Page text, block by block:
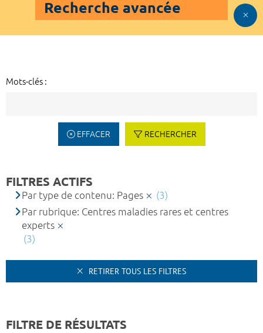
Recherche avancée
Mots-clés :
EFFACER RECHERCHER
FILTRES ACTIFS
Par type de contenu: Pages
(3)
Par rubrique: Centres maladies rares et centres
experts
(3)
RETIRER TOUS LES FILTRES
FILTRE DE RÉSULTATS